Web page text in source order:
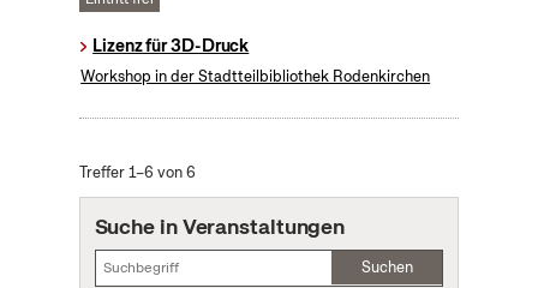
Lizenz für 3D-Druck
Workshop in der Stadtteilbibliothek Rodenkirchen
Treffer 1–6 von 6
Suche in Veranstaltungen
Suchen